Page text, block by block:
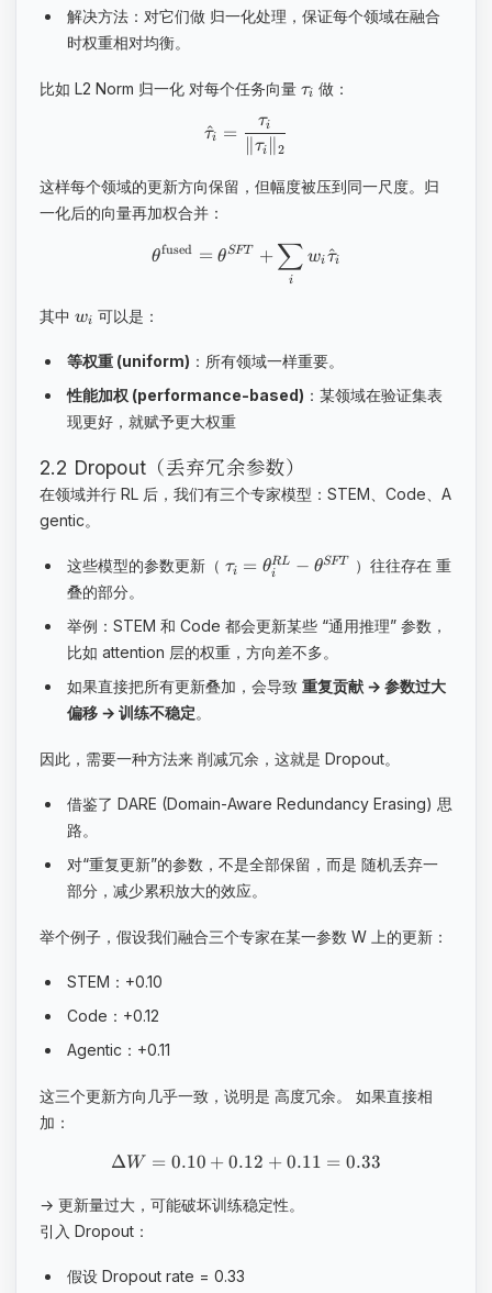
解决方法：对它们做 归一化处理，保证每个领域在融合
时权重相对均衡。
比如 L2 Norm 归一化 对每个任务向量 τi 做：
τ
^i =
τi 2
τi
这样每个领域的更新方向保留，但幅度被压到同一尺度。归
一化后的向量再加权合并：
θfused = θSFT +
i
∑ wiτ
^i
其中 wi 可以是：
等权重 (uniform) ：所有领域一样重要。
性能加权 (performance-based) ：某领域在验证集表
现更好，就赋予更大权重
2.2 Dropout（丢弃冗余参数）
在领域并行 RL 后，我们有三个专家模型：STEM、Code、A
gentic。
这些模型的参数更新（ τi = θi
RL − θSFT
）往往存在 重
叠的部分。
举例：STEM 和 Code 都会更新某些 “通用推理” 参数，
比如 attention 层的权重，方向差不多。
如果直接把所有更新叠加，会导致 重复贡献 → 参数过大
偏移 → 训练不稳定。
因此，需要一种方法来 削减冗余，这就是 Dropout。
借鉴了 DARE (Domain-Aware Redundancy Erasing) 思
路。
对“重复更新”的参数，不是全部保留，而是 随机丢弃一
部分，减少累积放大的效应。
举个例子，假设我们融合三个专家在某一参数 W 上的更新：
STEM：+0.10
Code：+0.12
Agentic：+0.11
这三个更新方向几乎一致，说明是 高度冗余。 如果直接相
加：
ΔW = 0.10 + 0.12 + 0.11 = 0.33
→ 更新量过大，可能破坏训练稳定性。
引入 Dropout：
假设 Dropout rate = 0.33